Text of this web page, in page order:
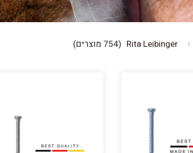
Rita Leibinger (754 מוצרים)